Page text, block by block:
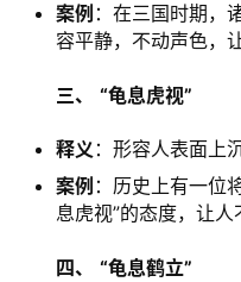
案例 ：在三国时期，
容平静，不动声色，
三、 “龟息虎视”
释义 ：形容人表面上
案例 ：历史上有一位
息虎视”的态度，让人
四、 “龟息鹤立”